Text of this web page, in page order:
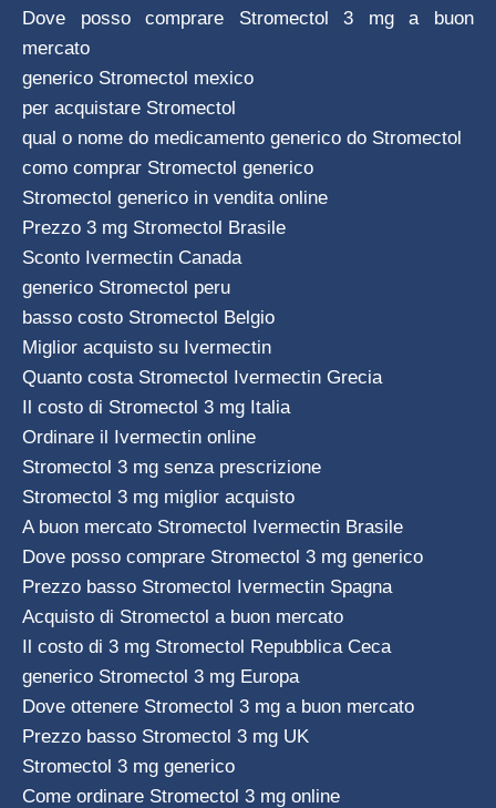
Dove posso comprare Stromectol 3 mg a buon
mercato
generico Stromectol mexico
per acquistare Stromectol
qual o nome do medicamento generico do Stromectol
como comprar Stromectol generico
Stromectol generico in vendita online
Prezzo 3 mg Stromectol Brasile
Sconto Ivermectin Canada
generico Stromectol peru
basso costo Stromectol Belgio
Miglior acquisto su Ivermectin
Quanto costa Stromectol Ivermectin Grecia
Il costo di Stromectol 3 mg Italia
Ordinare il Ivermectin online
Stromectol 3 mg senza prescrizione
Stromectol 3 mg miglior acquisto
A buon mercato Stromectol Ivermectin Brasile
Dove posso comprare Stromectol 3 mg generico
Prezzo basso Stromectol Ivermectin Spagna
Acquisto di Stromectol a buon mercato
Il costo di 3 mg Stromectol Repubblica Ceca
generico Stromectol 3 mg Europa
Dove ottenere Stromectol 3 mg a buon mercato
Prezzo basso Stromectol 3 mg UK
Stromectol 3 mg generico
Come ordinare Stromectol 3 mg online